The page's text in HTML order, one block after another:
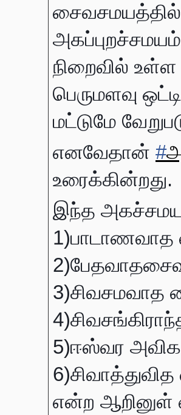
சைவசமயத்தில்
நிறைவில்
பெருமளவு
மட்டுமே
எனவேதான் #
உரைக்கின்றது.
இந்த
3)சிவசமவாத
5)ஈஸ்வர
என்ற ஆறினுள்